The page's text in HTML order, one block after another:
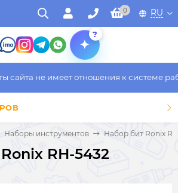
0 RU
?
не имеет отношения к системе
Наборы инструментов Набор бит Ronix
RH-5432